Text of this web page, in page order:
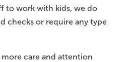
to work with kids, we do
checks or require any type
care and attention